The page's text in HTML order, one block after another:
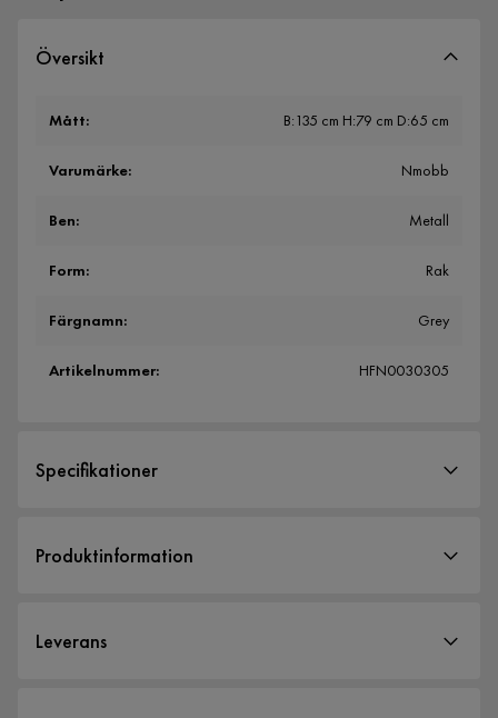
Översikt
Mått: B:135 cm H:79 cm D:65 cm
Varumärke: Nmobb
Ben: Metall
Form: Rak
Färgnamn: Grey
Artikelnummer: HFN0030305
Specifikationer
Storlek
Produktinformation
Leverans